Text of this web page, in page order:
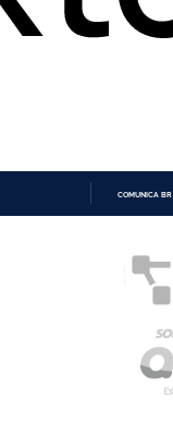
COMUNICA BR